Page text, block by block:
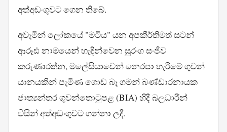
අත්අඩංගුවට ගෙන තිබේ.
අවෑමින් ලෝකයේ "මටිය" යන අපකීර්තිමත් සටන්
ආරූඪ නාමයෙන් හැඳින්වෙන සුරංග සංජීව
කරුණාරත්න, මලේසියාවෙන් නෙරපා හැරීමේ ගුවන්
යානයකින් පැමිණ ගොඩ බෑ ගමන් බණ්ඩාරනායක
ජාත්‍යන්තර ගුවන්තොටුපළ (BIA) හිදී බලධාරීන්
විසින් අත්අඩංගුවට ගන්නා ලදී.